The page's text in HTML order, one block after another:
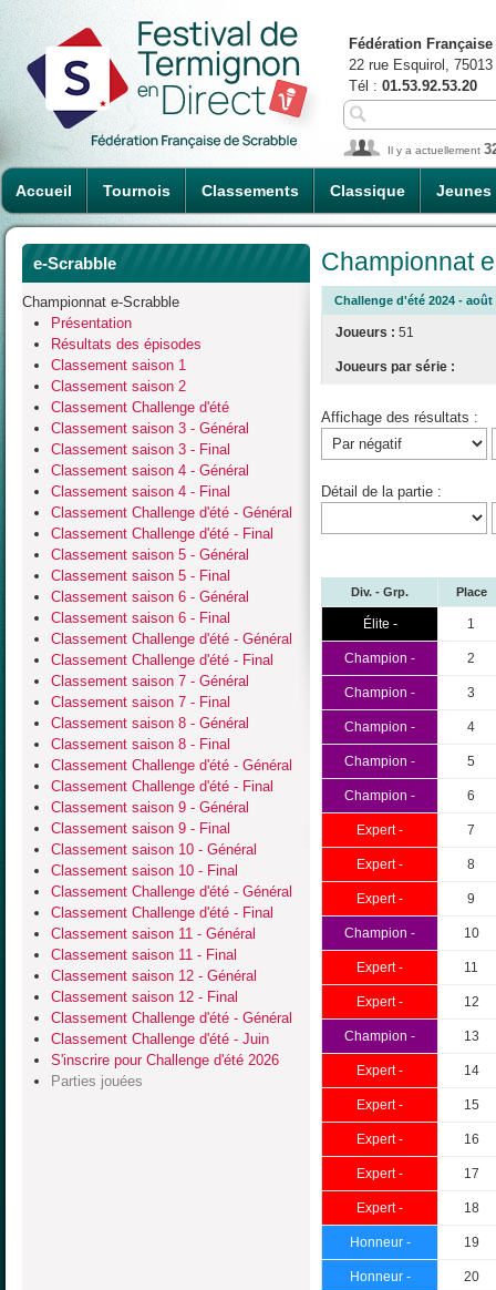
Accueil Tournois Classements Classique Jeunes
Fédération
22 rue Esquirol,
Tél : 01.53.92.53.20
Il y a actuellement
e-Scrabble
Championnat e-Scrabble
Présentation
Résultats des épisodes
Classement saison 1
Classement saison 2
Classement Challenge d'été
Classement saison 3 - Général
Classement saison 3 - Final
Classement saison 4 - Général
Classement saison 4 - Final
Classement Challenge d'été - Général
Classement Challenge d'été - Final
Classement saison 5 - Général
Classement saison 5 - Final
Classement saison 6 - Général
Classement saison 6 - Final
Classement Challenge d'été - Général
Classement Challenge d'été - Final
Classement saison 7 - Général
Classement saison 7 - Final
Classement saison 8 - Général
Classement saison 8 - Final
Classement Challenge d'été - Général
Classement Challenge d'été - Final
Classement saison 9 - Général
Classement saison 9 - Final
Classement saison 10 - Général
Classement saison 10 - Final
Classement Challenge d'été - Général
Classement Challenge d'été - Final
Classement saison 11 - Général
Classement saison 11 - Final
Classement saison 12 - Général
Classement saison 12 - Final
Classement Challenge d'été - Général
Classement Challenge d'été - Juin
S'inscrire pour Challenge d'été 2026
Parties jouées
Championnat
Challenge d'été 2024 - août
Joueurs : 51
Joueurs par série :
Affichage des résultats :
Détail de la partie :
Div. - Grp. Place
Élite - 1
Champion - 2
Champion - 3
Champion - 4
Champion - 5
Champion - 6
Expert - 7
Expert - 8
Expert - 9
Champion - 10
Expert - 11
Expert - 12
Champion - 13
Expert - 14
Expert - 15
Expert - 16
Expert - 17
Expert - 18
Honneur - 19
Honneur - 20